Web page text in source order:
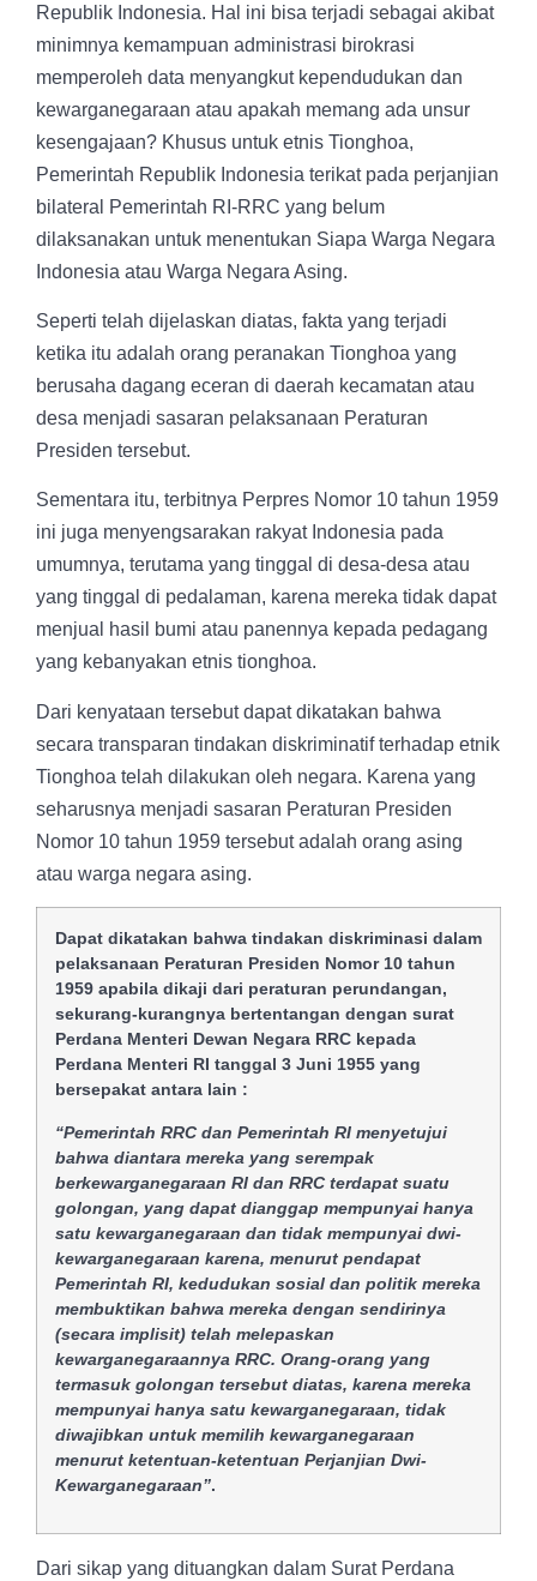
Republik Indonesia. Hal ini bisa terjadi sebagai akibat
minimnya kemampuan administrasi birokrasi
memperoleh data menyangkut kependudukan dan
kewarganegaraan atau apakah memang ada unsur
kesengajaan? Khusus untuk etnis Tionghoa,
Pemerintah Republik Indonesia terikat pada perjanjian
bilateral Pemerintah RI-RRC yang belum
dilaksanakan untuk menentukan Siapa Warga Negara
Indonesia atau Warga Negara Asing.
Seperti telah dijelaskan diatas, fakta yang terjadi
ketika itu adalah orang peranakan Tionghoa yang
berusaha dagang eceran di daerah kecamatan atau
desa menjadi sasaran pelaksanaan Peraturan
Presiden tersebut.
Sementara itu, terbitnya Perpres Nomor 10 tahun 1959
ini juga menyengsarakan rakyat Indonesia pada
umumnya, terutama yang tinggal di desa-desa atau
yang tinggal di pedalaman, karena mereka tidak dapat
menjual hasil bumi atau panennya kepada pedagang
yang kebanyakan etnis tionghoa.
Dari kenyataan tersebut dapat dikatakan bahwa
secara transparan tindakan diskriminatif terhadap etnik
Tionghoa telah dilakukan oleh negara. Karena yang
seharusnya menjadi sasaran Peraturan Presiden
Nomor 10 tahun 1959 tersebut adalah orang asing
atau warga negara asing.
Dapat dikatakan bahwa tindakan diskriminasi dalam
pelaksanaan Peraturan Presiden Nomor 10 tahun
1959 apabila dikaji dari peraturan perundangan,
sekurang-kurangnya bertentangan dengan surat
Perdana Menteri Dewan Negara RRC kepada
Perdana Menteri RI tanggal 3 Juni 1955 yang
bersepakat antara lain :
“Pemerintah RRC dan Pemerintah RI menyetujui
bahwa diantara mereka yang serempak
berkewarganegaraan RI dan RRC terdapat suatu
golongan, yang dapat dianggap mempunyai hanya
satu kewarganegaraan dan tidak mempunyai dwi-
kewarganegaraan karena, menurut pendapat
Pemerintah RI, kedudukan sosial dan politik mereka
membuktikan bahwa mereka dengan sendirinya
(secara implisit) telah melepaskan
kewarganegaraannya RRC. Orang-orang yang
termasuk golongan tersebut diatas, karena mereka
mempunyai hanya satu kewarganegaraan, tidak
diwajibkan untuk memilih kewarganegaraan
menurut ketentuan-ketentuan Perjanjian Dwi-
Kewarganegaraan”.
Dari sikap yang dituangkan dalam Surat Perdana